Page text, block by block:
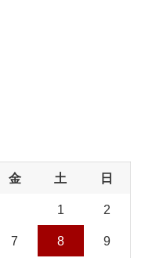
金 土 日
1 2
7 8 9